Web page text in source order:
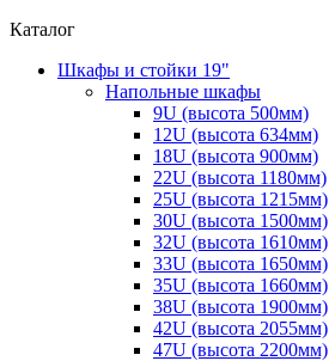
Каталог
Шкафы и стойки 19"
Напольные шкафы
9U (высота 500мм)
12U (высота 634мм)
18U (высота 900мм)
22U (высота 1180мм)
25U (высота 1215мм)
30U (высота 1500мм)
32U (высота 1610мм)
33U (высота 1650мм)
35U (высота 1660мм)
38U (высота 1900мм)
42U (высота 2055мм)
47U (высота 2200мм)